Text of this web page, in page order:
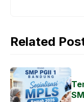
Related